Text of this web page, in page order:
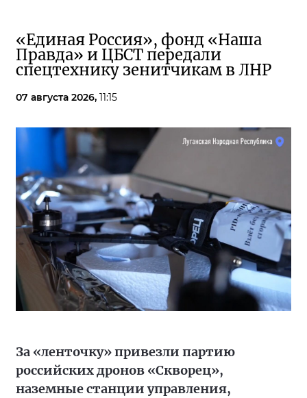
«Единая Россия», фонд «Наша
Правда» и ЦБСТ передали
спецтехнику зенитчикам в ЛНР
07 августа 2026, 11:15
За «ленточку» привезли партию
российских дронов «Скворец»,
наземные станции управления,